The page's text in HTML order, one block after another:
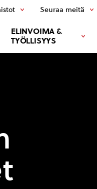
ELINVOIMA &
TYÖLLISYYS
Seuraa meitä